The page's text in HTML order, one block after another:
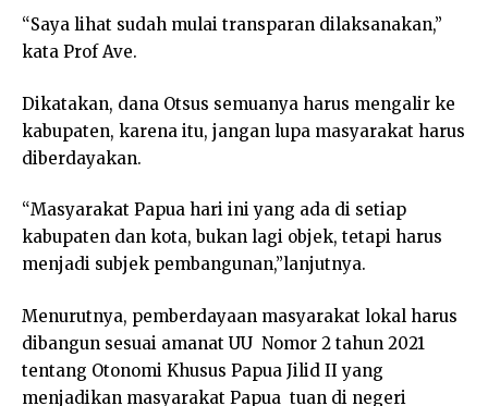
“Saya lihat sudah mulai transparan dilaksanakan,”
kata Prof Ave.
Dikatakan, dana Otsus semuanya harus mengalir ke
kabupaten, karena itu, jangan lupa masyarakat harus
diberdayakan.
“Masyarakat Papua hari ini yang ada di setiap
kabupaten dan kota, bukan lagi objek, tetapi harus
menjadi subjek pembangunan,”lanjutnya.
Menurutnya, pemberdayaan masyarakat lokal harus
dibangun sesuai amanat UU Nomor 2 tahun 2021
tentang Otonomi Khusus Papua Jilid II yang
menjadikan masyarakat Papua tuan di negeri